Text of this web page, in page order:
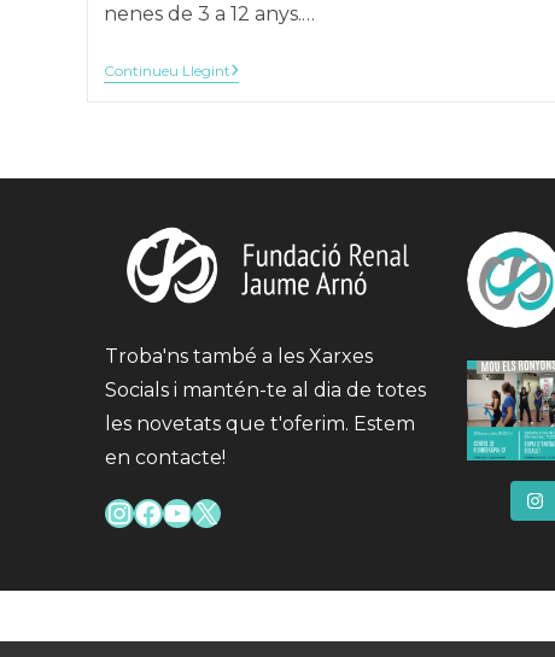
nenes de 3 a 12 anys.…
Continueu LlegintSetmana
Del
Troba'ns també a les Xarxes
Socials i mantén-te al dia de totes
les novetats que t'oferim. Estem
en contacte!
Instagram
Facebook
YouTube
X